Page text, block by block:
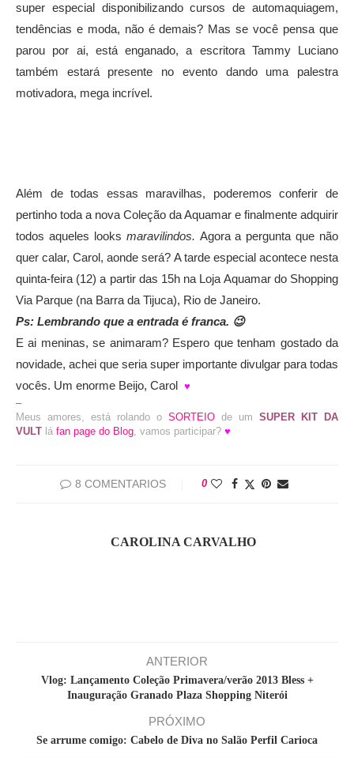
super especial disponibilizando cursos de automaquiagem,
tendências e moda, não é demais? Mas se você pensa que
parou por ai, está enganado, a escritora Tammy Luciano
também estará presente no evento dando uma palestra
motivadora, mega incrível.
Além de todas essas maravilhas, poderemos conferir de
pertinho toda a nova Coleção da Aquamar e finalmente adquirir
todos aqueles looks maravilindos. Agora a pergunta que não
quer calar, Carol, aonde será? A tarde especial acontece nesta
quinta-feira (12) a partir das 15h na Loja Aquamar do Shopping
Via Parque (na Barra da Tijuca), Rio de Janeiro.
Ps: Lembrando que a entrada é franca. 😉
E ai meninas, se animaram? Espero que tenham gostado da
novidade, achei que seria super importante divulgar para todas
vocês. Um enorme Beijo, Carol ♥
–
Meus amores, está rolando o SORTEIO de um SUPER KIT DA
VULT lá fan page do Blog, vamos participar? ♥
8 COMENTARIOS 0
CAROLINA CARVALHO
ANTERIOR
Vlog: Lançamento Coleção Primavera/verão 2013 Bless +
Inauguração Granado Plaza Shopping Niterói
PRÓXIMO
Se arrume comigo: Cabelo de Diva no Salão Perfil Carioca